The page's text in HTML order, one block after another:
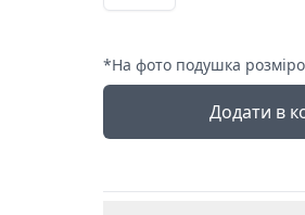
*На фото подушка
Додати в